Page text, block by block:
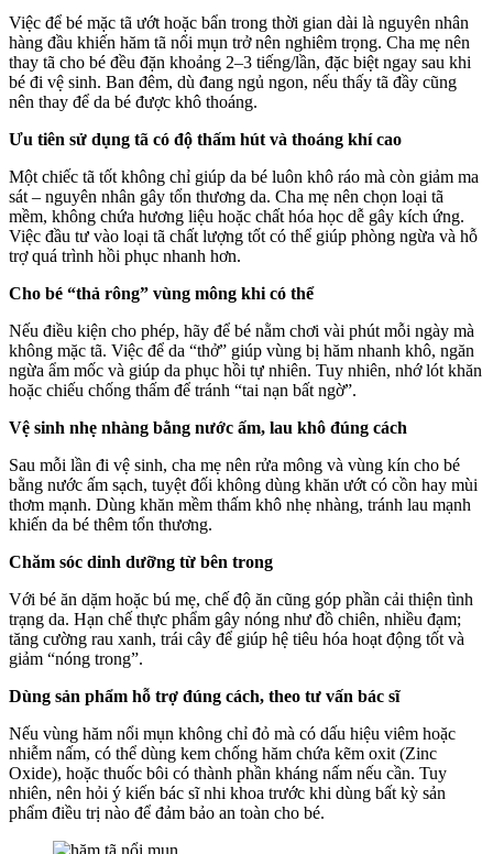
Việc để bé mặc tã ướt hoặc bẩn trong thời gian dài là nguyên nhân
hàng đầu khiến hăm tã nổi mụn trở nên nghiêm trọng. Cha mẹ nên
thay tã cho bé đều đặn khoảng 2–3 tiếng/lần, đặc biệt ngay sau khi
bé đi vệ sinh. Ban đêm, dù đang ngủ ngon, nếu thấy tã đầy cũng
nên thay để da bé được khô thoáng.
Ưu tiên sử dụng tã có độ thấm hút và thoáng khí cao
Một chiếc tã tốt không chỉ giúp da bé luôn khô ráo mà còn giảm ma
sát – nguyên nhân gây tổn thương da. Cha mẹ nên chọn loại tã
mềm, không chứa hương liệu hoặc chất hóa học dễ gây kích ứng.
Việc đầu tư vào loại tã chất lượng tốt có thể giúp phòng ngừa và hỗ
trợ quá trình hồi phục nhanh hơn.
Cho bé “thả rông” vùng mông khi có thể
Nếu điều kiện cho phép, hãy để bé nằm chơi vài phút mỗi ngày mà
không mặc tã. Việc để da “thở” giúp vùng bị hăm nhanh khô, ngăn
ngừa ẩm mốc và giúp da phục hồi tự nhiên. Tuy nhiên, nhớ lót khăn
hoặc chiếu chống thấm để tránh “tai nạn bất ngờ”.
Vệ sinh nhẹ nhàng bằng nước ấm, lau khô đúng cách
Sau mỗi lần đi vệ sinh, cha mẹ nên rửa mông và vùng kín cho bé
bằng nước ấm sạch, tuyệt đối không dùng khăn ướt có cồn hay mùi
thơm mạnh. Dùng khăn mềm thấm khô nhẹ nhàng, tránh lau mạnh
khiến da bé thêm tổn thương.
Chăm sóc dinh dưỡng từ bên trong
Với bé ăn dặm hoặc bú mẹ, chế độ ăn cũng góp phần cải thiện tình
trạng da. Hạn chế thực phẩm gây nóng như đồ chiên, nhiều đạm;
tăng cường rau xanh, trái cây để giúp hệ tiêu hóa hoạt động tốt và
giảm “nóng trong”.
Dùng sản phẩm hỗ trợ đúng cách, theo tư vấn bác sĩ
Nếu vùng hăm nổi mụn không chỉ đỏ mà có dấu hiệu viêm hoặc
nhiễm nấm, có thể dùng kem chống hăm chứa kẽm oxit (Zinc
Oxide), hoặc thuốc bôi có thành phần kháng nấm nếu cần. Tuy
nhiên, nên hỏi ý kiến bác sĩ nhi khoa trước khi dùng bất kỳ sản
phẩm điều trị nào để đảm bảo an toàn cho bé.